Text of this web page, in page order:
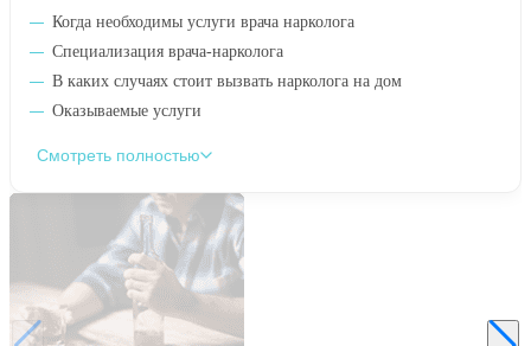
Когда необходимы услуги врача нарколога
Специализация врача-нарколога
В каких случаях стоит вызвать нарколога на дом
Оказываемые услуги
Смотреть полностью